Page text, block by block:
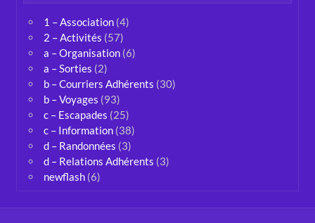
1 – Association(4)
2 – Activités (57)
a – Organisation(6)
a – Sorties (2)
b – Courriers Adhérents (30)
b – Voyages (93)
c – Escapades (25)
c – Information(38)
d – Randonnées (3)
d – Relations Adhérents (3)
newflash(6)